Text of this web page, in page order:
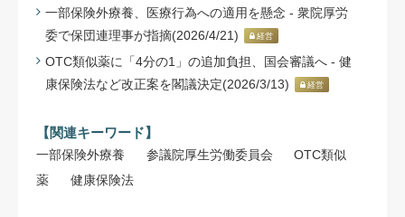
一部保険外療養、医療行為への適用を懸念 - 衆院厚労
委で保団連理事が指摘(2026/4/21)
経営
OTC類似薬に「4分の1」の追加負担、国会審議へ - 健
康保険法など改正案を閣議決定(2026/3/13)
経営
【関連キーワード】
一部保険外療養 参議院厚生労働委員会
OTC類似
薬
健康保険法